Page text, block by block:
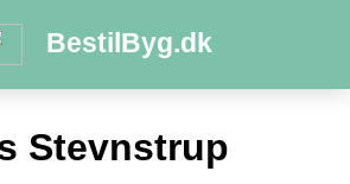
BestilByg.dk
Stevnstrup